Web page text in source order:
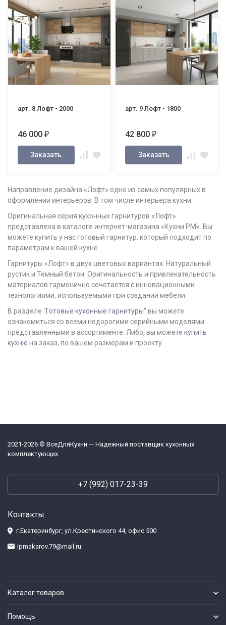
арт. 8 Лофт - 2000
46 000₽
Заказать
арт. 9 Лофт - 1800
42 800₽
Заказать
Направление дизайна «Лофт» одно из самых популярных в
оформлении интерьеров. В том числе интерьера кухни.
Оригинальная серия кухонных гарнитуров «Лофт»
представлена в каталоге интернет-магазина «Кухни РМ». Вы
можете купить у нас готовый гарнитур, который подходит по
параметрам к вашей кухне.
Гарнитуры «Лофт» в двух цветовых вариантах: Натуральный
рустик и Темный бетон. Оригинальность и привлекательность
материалов гармонично сочетается с инновационными
технологиями, используемыми при создании мебели.
В разделе "Готовые кухонные гарнитуры" вы можете
ознакомиться со всеми недорогими серийными моделями
представленными в ассортименте. Либо, вы можете купить
кухню на заказ, по вашем размерам и проекту.
2021-2026 © ВсеДляКухни — Надежный поставщик кухонных
комплектующих
+7 (992) 017-23-39
Контакты:
г.Екатеринбург, ул.Крестинского 44, офис 500
ipmakarov.79@mail.ru
Каталог товаров
Помощь